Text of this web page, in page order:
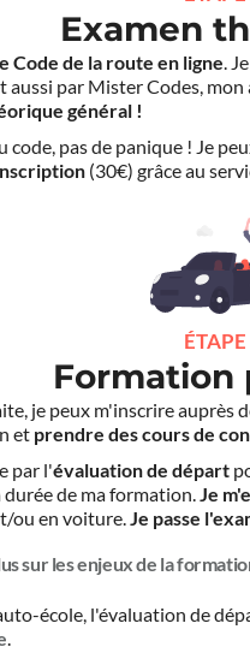
Examen
Code de la route en ligne.
aussi par Mister Codes, mon
général !
code, pas de panique ! Je
(30€) grâce au
ÉTAPE
Formation
je peux m'inscrire
et prendre des cours de
par l'évaluation de départ
de ma formation.Je
ou en voiture.Je passe
sur les enjeux de la
école, l'évaluation de
.